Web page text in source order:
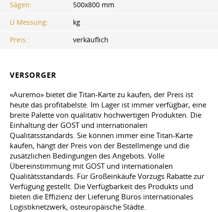
Sägen:
500x800 mm
U Messung:
kg
Preis.:
verkäuflich
VERSORGER
«Auremo» bietet die Titan-Karte zu kaufen, der Preis ist
heute das profitabelste. Im Lager ist immer verfügbar, eine
breite Palette von qualitativ hochwertigen Produkten. Die
Einhaltung der GOST und internationalen
Qualitätsstandards. Sie können immer eine Titan-Karte
kaufen, hängt der Preis von der Bestellmenge und die
zusätzlichen Bedingungen des Angebots. Volle
Übereinstimmung mit GOST und internationalen
Qualitätsstandards. Für Großeinkäufe Vorzugs Rabatte zur
Verfügung gestellt. Die Verfügbarkeit des Produkts und
bieten die Effizienz der Lieferung Büros internationales
Logistiknetzwerk, osteuropäische Städte.